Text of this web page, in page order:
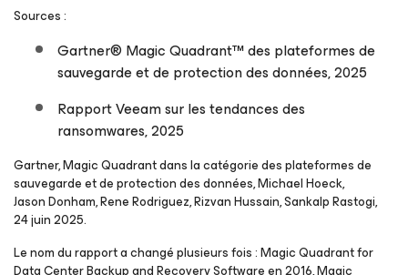
Sources :
Gartner® Magic Quadrant™ des plateformes de
sauvegarde et de protection des données, 2025
Rapport Veeam sur les tendances des
ransomwares, 2025
Gartner, Magic Quadrant dans la catégorie des plateformes de
sauvegarde et de protection des données, Michael Hoeck,
Jason Donham, Rene Rodriguez, Rizvan Hussain, Sankalp Rastogi,
24 juin 2025.
Le nom du rapport a changé plusieurs fois : Magic Quadrant for